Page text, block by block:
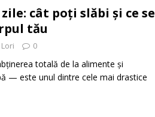
cât poți slăbi și ce se
tău
Lori 0
totală de la alimente și
— este unul dintre cele mai drastice